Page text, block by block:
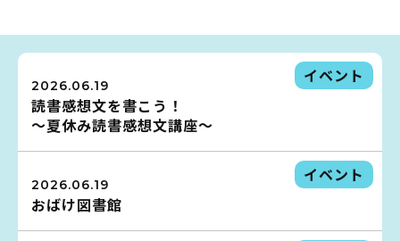
2026.06.19
イベント
読書感想文を書こう！
～夏休み読書感想文講座～
2026.06.19
イベント
おばけ図書館
甘草屋敷子ども図書館
読書アニマシオン